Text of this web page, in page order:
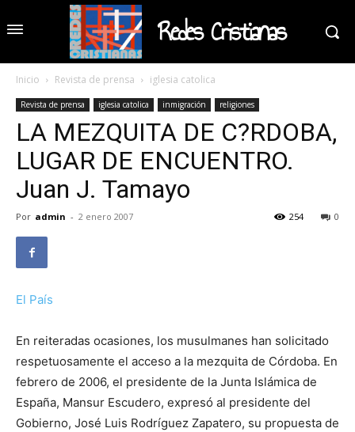
Redes Cristianas
Inicio Revista de prensa iglesia catolica
Revista de prensa iglesia catolica inmigración religiones
LA MEZQUITA DE C?RDOBA,
LUGAR DE ENCUENTRO.
Juan J. Tamayo
Por admin - 2 enero 2007 0
254
El País
En reiteradas ocasiones, los musulmanes han solicitado
respetuosamente el acceso a la mezquita de Córdoba. En
febrero de 2006, el presidente de la Junta Islámica de
España, Mansur Escudero, expresó al presidente del
Gobierno, José Luis Rodríguez Zapatero, su propuesta de